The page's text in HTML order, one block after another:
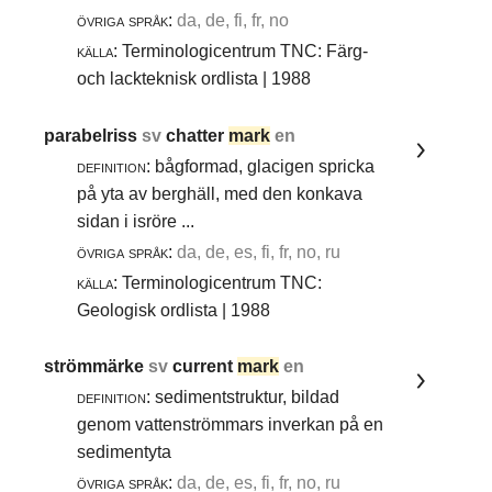
övriga språk: da, de, fi, fr, no
källa: Terminologicentrum TNC: Färg-
och lackteknisk ordlista | 1988
parabelrisssvchatter mark en
definition: bågformad, glacigen spricka
på yta av berghäll, med den konkava
sidan i isröre ...
övriga språk: da, de, es, fi, fr, no, ru
källa: Terminologicentrum TNC:
Geologisk ordlista | 1988
strömmärkesvcurrent mark en
definition: sedimentstruktur, bildad
genom vattenströmmars inverkan på en
sedimentyta
övriga språk: da, de, es, fi, fr, no, ru